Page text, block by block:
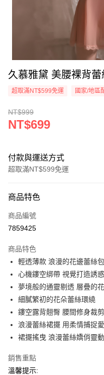
久慕雅黛 美腰裸背
超取滿NT$599免運 國家/地區
NT$999
NT$699
付款與運送方式
超取滿NT$599免運
信用卡一次付款
超商取貨付款
Apple Pay
街口支付
悠遊付
ATM付款
運送方式
全家付款取貨
每筆NT$65，滿NT$599(含以
商品特色
商品編號
7859425
商品特色
輕透薄款 浪漫的花邊蕾絲
心機鏤空綁帶 視覺打造誘
夢境般的通靈剔透 層疊的
細膩繁初的花朵蕾絲環繞
鏤空露背翹臀 腰間修身裁剪
浪漫蕾絲裙擺 用柔情捕捉
裙擺搖曳 浪漫蕾絲嬌俏靈動
銷售重點
溫馨提示: